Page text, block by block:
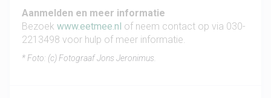
Aanmelden en meer informatie
Bezoek www.eetmee.nl of neem contact op via 030-
2213498 voor hulp of meer informatie.
* Foto: (c) Fotograaf Jons Jeronimus.